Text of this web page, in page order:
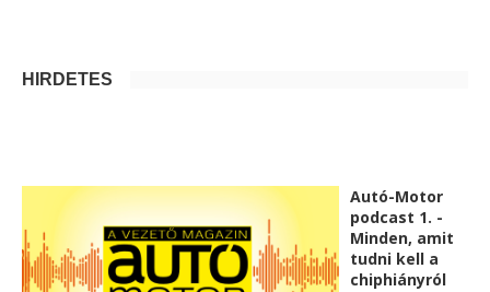
HIRDETÉS
Autó-Motor
podcast 1. -
Minden, amit
tudni kell a
chiphiányról